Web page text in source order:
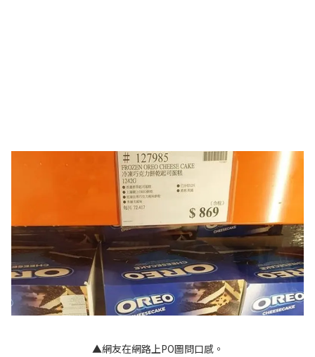
▲網友在網路上PO圖問口感。